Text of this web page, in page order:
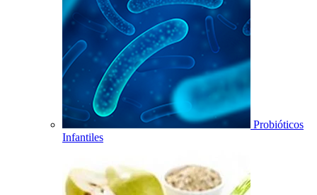
Probióticos
Infantiles